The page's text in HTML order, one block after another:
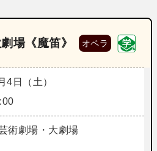
場《魔笛》 オペラ
4日（土）
術劇場・大劇場